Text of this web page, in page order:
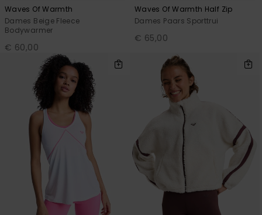
Waves Of Warmth
Dames Beige Fleece
Bodywarmer
€ 60,00
Waves Of Warmth Half Zip
Dames Paars Sporttrui
€ 65,00